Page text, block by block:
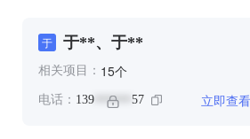
于 于**、于**
相关项目： 15个
电话： 139 ****** 57 立即查看